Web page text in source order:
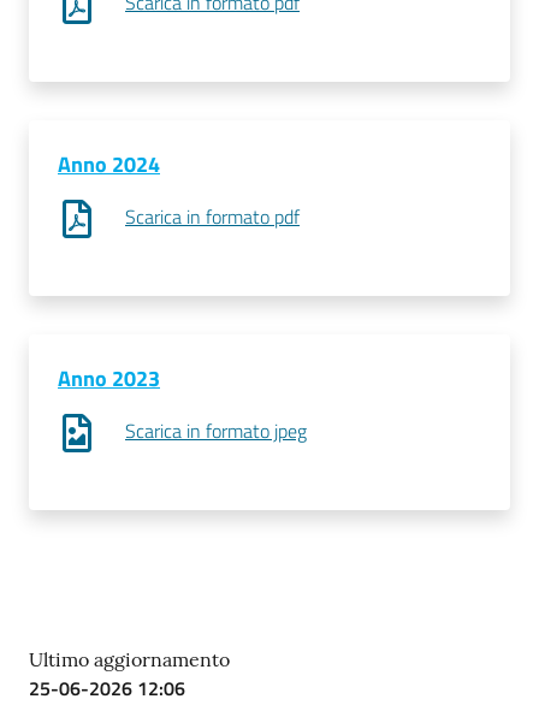
in
on line
on line
Anno 2024
Scarica in formato pdf
Anno 2023
Scarica in formato jpeg
Ultimo aggiornamento
25-06-2026 12:06